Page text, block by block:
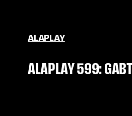
ALAPLAY
ALAPLAY 599: